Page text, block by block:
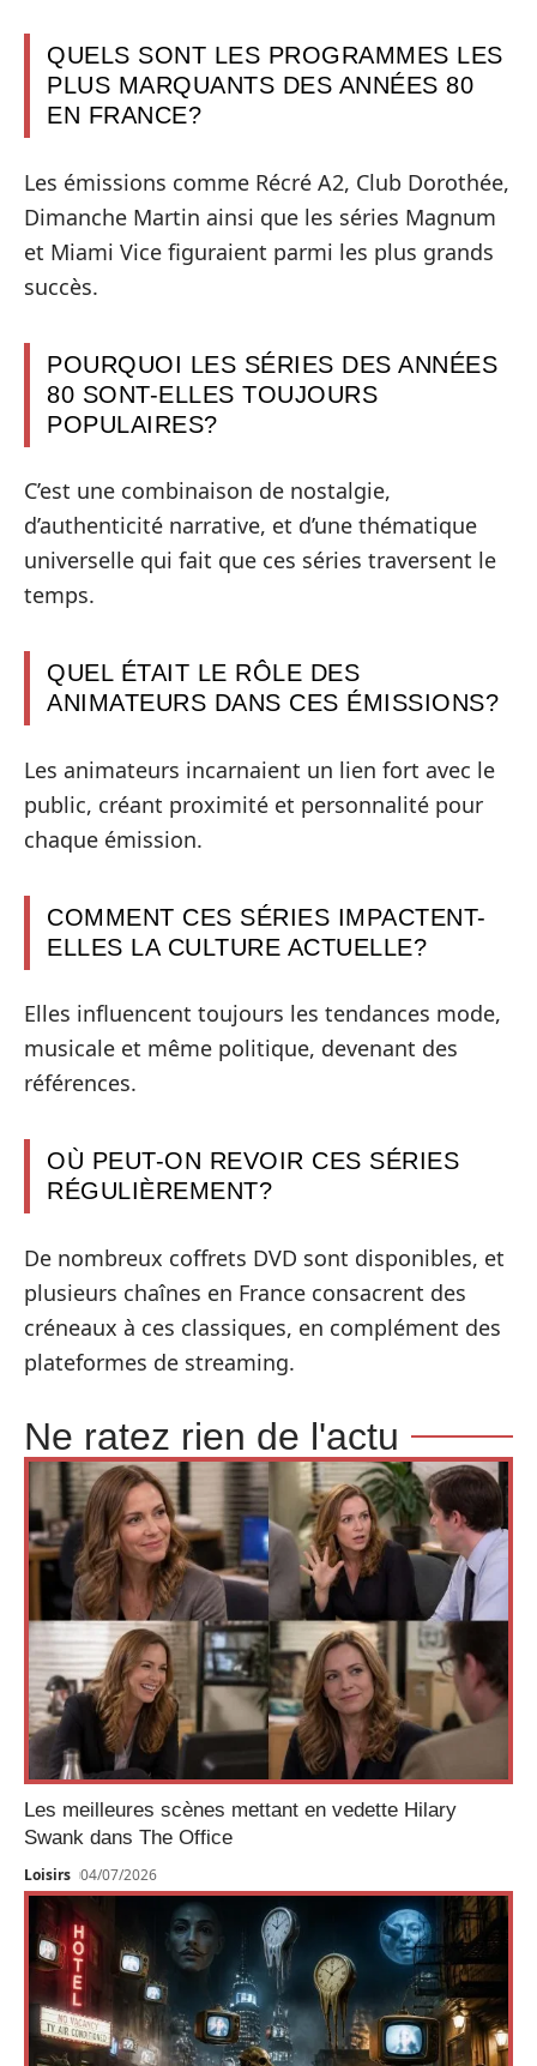
QUELS SONT LES PROGRAMMES LES
PLUS MARQUANTS DES ANNÉES 80
EN FRANCE?
Les émissions comme Récré A2, Club Dorothée,
Dimanche Martin ainsi que les séries Magnum
et Miami Vice figuraient parmi les plus grands
succès.
POURQUOI LES SÉRIES DES ANNÉES
80 SONT-ELLES TOUJOURS
POPULAIRES?
C’est une combinaison de nostalgie,
d’authenticité narrative, et d’une thématique
universelle qui fait que ces séries traversent le
temps.
QUEL ÉTAIT LE RÔLE DES
ANIMATEURS DANS CES ÉMISSIONS?
Les animateurs incarnaient un lien fort avec le
public, créant proximité et personnalité pour
chaque émission.
COMMENT CES SÉRIES IMPACTENT-
ELLES LA CULTURE ACTUELLE?
Elles influencent toujours les tendances mode,
musicale et même politique, devenant des
références.
OÙ PEUT-ON REVOIR CES SÉRIES
RÉGULIÈREMENT?
De nombreux coffrets DVD sont disponibles, et
plusieurs chaînes en France consacrent des
créneaux à ces classiques, en complément des
plateformes de streaming.
Ne ratez rien de l'actu
Les meilleures scènes mettant en vedette Hilary
Swank dans The Office
Loisirs 04/07/2026